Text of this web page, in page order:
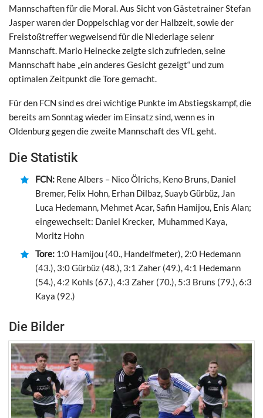
Mannschaften für die Moral. Aus Sicht von Gästetrainer Stefan
Jasper waren der Doppelschlag vor der Halbzeit, sowie der
Freistoßtreffer wegweisend für die NIederlage seienr
Mannschaft. Mario Heinecke zeigte sich zufrieden, seine
Mannschaft habe „ein anderes Gesicht gezeigt“ und zum
optimalen Zeitpunkt die Tore gemacht.
Für den FCN sind es drei wichtige Punkte im Abstiegskampf, die
bereits am Sonntag wieder im Einsatz sind, wenn es in
Oldenburg gegen die zweite Mannschaft des VfL geht.
Die Statistik
FCN: Rene Albers – Nico Ölrichs, Keno Bruns, Daniel
Bremer, Felix Hohn, Erhan Dilbaz, Suayb Gürbüz, Jan
Luca Hedemann, Mehmet Acar, Safin Hamijou, Enis Alan;
eingewechselt: Daniel Krecker, Muhammed Kaya,
Moritz Hohn
Tore: 1:0 Hamijou (40., Handelfmeter), 2:0 Hedemann
(43.), 3:0 Gürbüz (48.), 3:1 Zaher (49.), 4:1 Hedemann
(54.), 4:2 Kohls (67.), 4:3 Zaher (70.), 5:3 Bruns (79.), 6:3
Kaya (92.)
Die Bilder